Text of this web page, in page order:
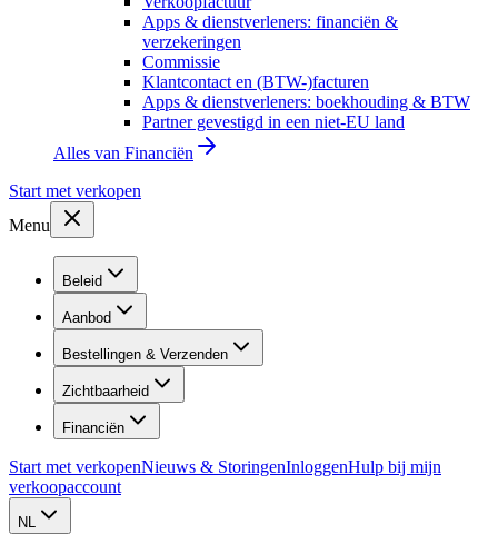
Apps & dienstverleners: financiën &
verzekeringen
Commissie
Klantcontact en (BTW-)facturen
Apps & dienstverleners: boekhouding & BTW
Partner gevestigd in een niet-EU land
Alles van Financiën
Start met verkopen
Menu
Beleid
Aanbod
Bestellingen & Verzenden
Zichtbaarheid
Financiën
Start met verkopenNieuws & StoringenInloggenHulp bij mijn
verkoopaccount
NL